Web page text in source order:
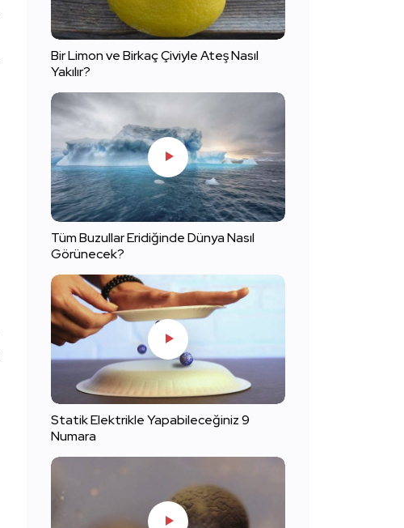
Bir Limon ve Birkaç Çiviyle Ateş Nasıl
Yakılır?
Tüm Buzullar Eridiğinde Dünya Nasıl
Görünecek?
Statik Elektrikle Yapabileceğiniz 9
Numara